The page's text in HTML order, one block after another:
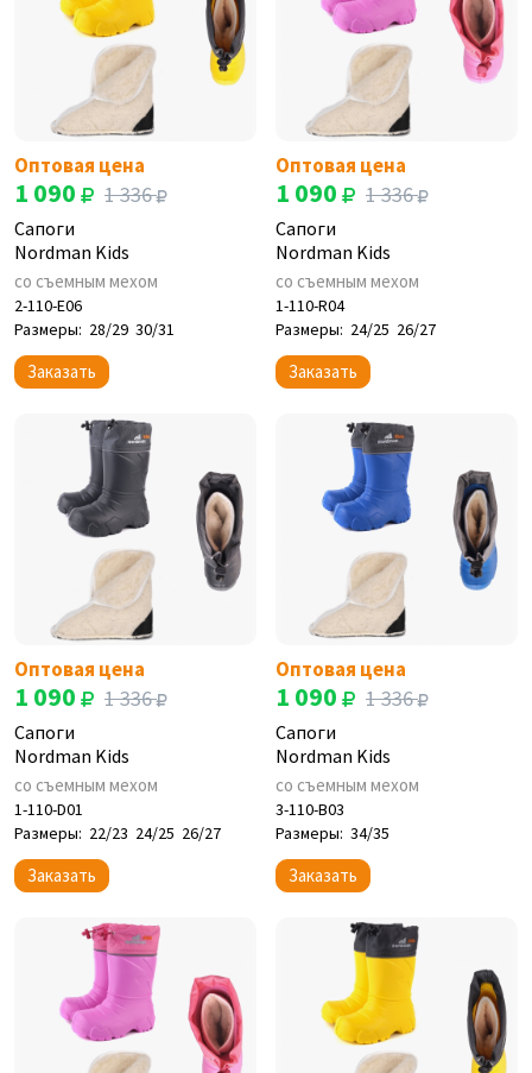
Оптовая цена
1 090 1 336
Сапоги
Nordman Kids
со съемным мехом
2-110-E06
Размеры: 28/29 30/31
Заказать
Оптовая цена
1 090 1 336
Сапоги
Nordman Kids
со съемным мехом
1-110-R04
Размеры: 24/25 26/27
Заказать
Оптовая цена
1 090 1 336
Сапоги
Nordman Kids
со съемным мехом
1-110-D01
Размеры: 22/23 24/25 26/27
Заказать
Оптовая цена
1 090 1 336
Сапоги
Nordman Kids
со съемным мехом
3-110-B03
Размеры: 34/35
Заказать